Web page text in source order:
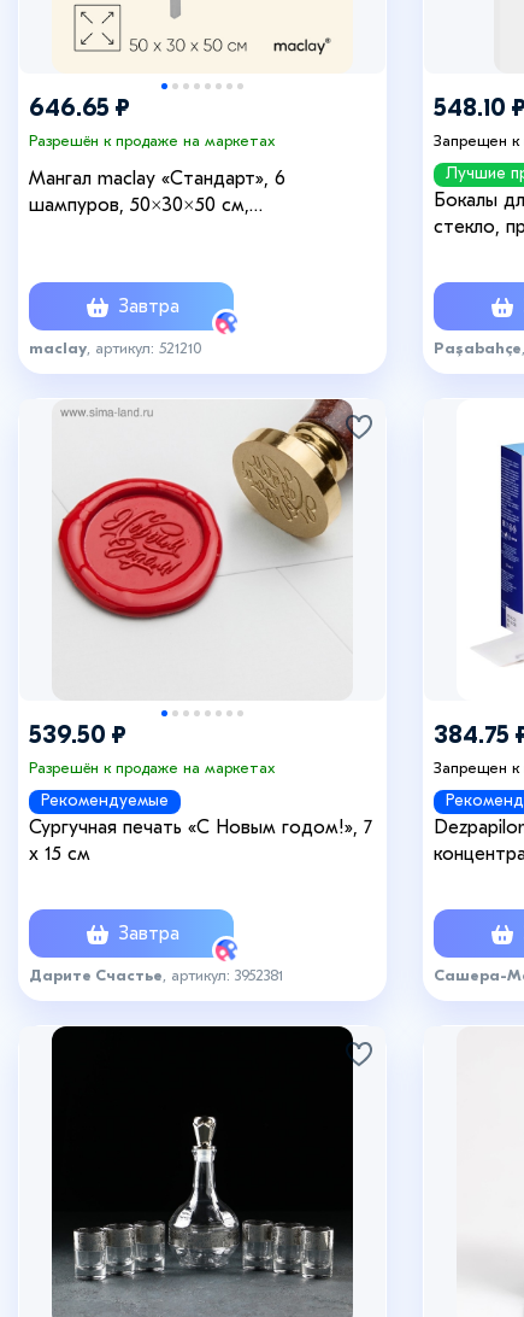
646.65 ₽
Разрешён к продаже на маркетах
Мангал maclay «Стандарт», 6
шампуров, 50×30×50 см,
Завтра
maclay , артикул: 521210
548.10 ₽
Запрещен к
Лучшие
Бокалы
стекло,
Paşabahçe
539.50 ₽
Разрешён к продаже на маркетах
Рекомендуемые
Сургучная печать «С Новым годом!», 7
х 15 см
Завтра
Дарите Счастье , артикул: 3952381
384.75
Запрещен к
Сашера-